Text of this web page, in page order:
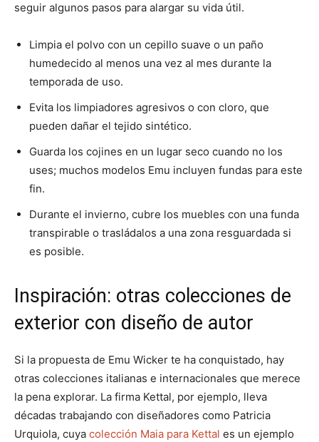
seguir algunos pasos para alargar su vida útil.
Limpia el polvo con un cepillo suave o un paño
humedecido al menos una vez al mes durante la
temporada de uso.
Evita los limpiadores agresivos o con cloro, que
pueden dañar el tejido sintético.
Guarda los cojines en un lugar seco cuando no los
uses; muchos modelos Emu incluyen fundas para este
fin.
Durante el invierno, cubre los muebles con una funda
transpirable o trasládalos a una zona resguardada si
es posible.
Inspiración: otras colecciones de
exterior con diseño de autor
Si la propuesta de Emu Wicker te ha conquistado, hay
otras colecciones italianas e internacionales que merece
la pena explorar. La firma Kettal, por ejemplo, lleva
décadas trabajando con diseñadores como Patricia
Urquiola, cuya colección Maia para Kettal es un ejemplo